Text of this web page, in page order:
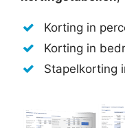
Korting in
Korting in
Stapelkorting